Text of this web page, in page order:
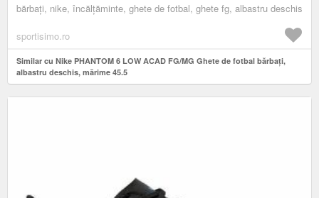
bărbați, nike, încălțăminte, ghete de fotbal, ghete fg, albastru deschis
sportisimo.ro
Similar cu Nike PHANTOM 6 LOW ACAD FG/MG Ghete de fotbal bărbați,
albastru deschis, mărime 45.5